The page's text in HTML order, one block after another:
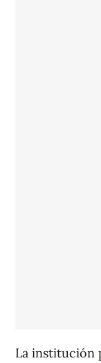
La institución